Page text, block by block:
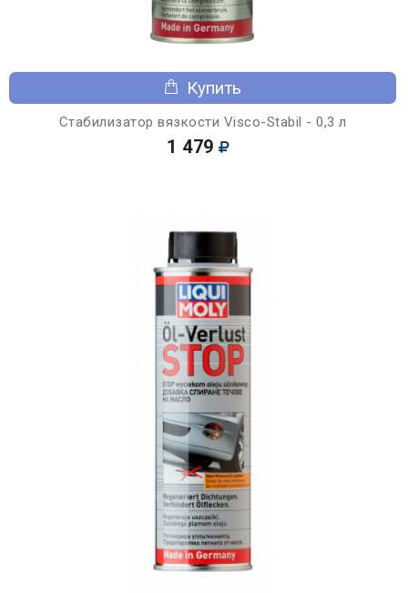
Купить
Стабилизатор вязкости Visco-Stabil - 0,3 л
1 479